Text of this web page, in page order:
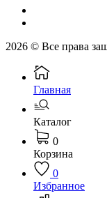
2026 © Все права
Главная
Каталог
0
Корзина
0
Избранное